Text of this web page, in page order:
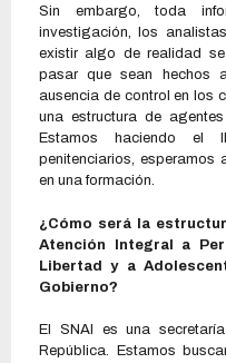
Sin embargo, toda
investigación, los
existir algo de realidad
pasar que sean hechos
ausencia de control en los
una estructura de
Estamos haciendo el
penitenciarios, esperamos
en una formación.
¿Cómo será la
Atención Integral a
Libertad y a
Gobierno?
El SNAI es una
República. Estamos